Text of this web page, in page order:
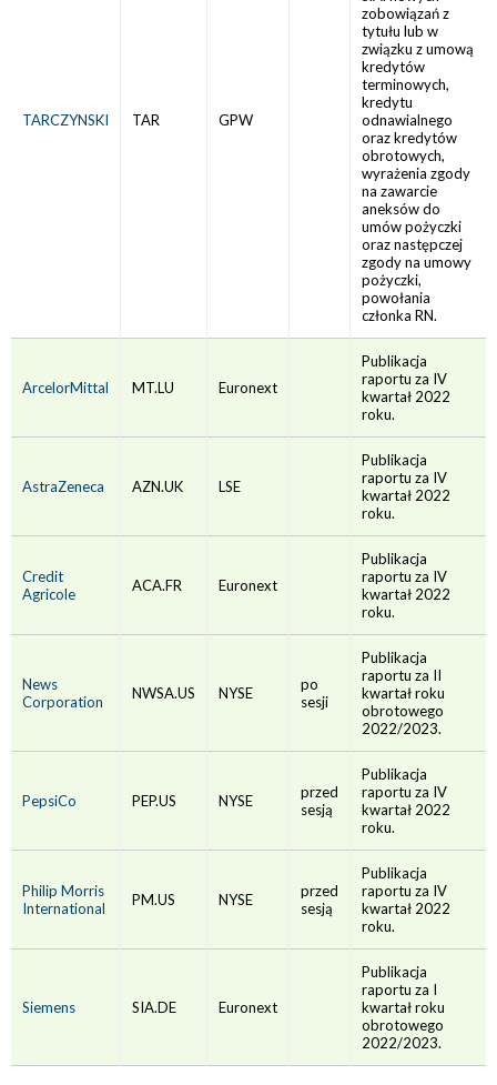
TARCZYNSKI TAR GPW
zobowiązań z
tytułu lub w
związku z umową
kredytów
terminowych,
kredytu
odnawialnego
oraz kredytów
obrotowych,
wyrażenia zgody
na zawarcie
aneksów do
umów pożyczki
oraz następczej
zgody na umowy
pożyczki,
powołania
członka RN.
ArcelorMittal MT.LU Euronext
Publikacja
raportu za IV
kwartał 2022
roku.
AstraZeneca AZN.UK LSE
Publikacja
raportu za IV
kwartał 2022
roku.
Credit
Agricole
ACA.FR Euronext
Publikacja
raportu za IV
kwartał 2022
roku.
News
Corporation
NWSA.US NYSE
po
sesji
Publikacja
raportu za II
kwartał roku
obrotowego
2022/2023.
PepsiCo PEP.US NYSE
przed
sesją
Publikacja
raportu za IV
kwartał 2022
roku.
Philip Morris
International
PM.US NYSE
przed
sesją
Publikacja
raportu za IV
kwartał 2022
roku.
Siemens SIA.DE Euronext
Publikacja
raportu za I
kwartał roku
obrotowego
2022/2023.